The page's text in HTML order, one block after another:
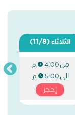
الثلاثاء(11/8)
من4:00 م
الى5:00 م
إحجز